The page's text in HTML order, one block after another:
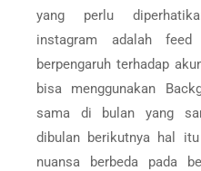
yang perlu
instagram adalah
berpengaruh terhadap
bisa menggunakan
sama di bulan yang
dibulan berikutnya hal
nuansa berbeda pada